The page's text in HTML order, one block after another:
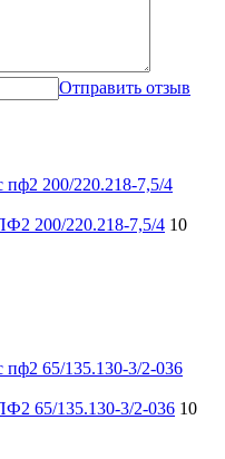
Отправить отзыв
200/220.218-7,5/4 10
65/135.130-3/2-036 10